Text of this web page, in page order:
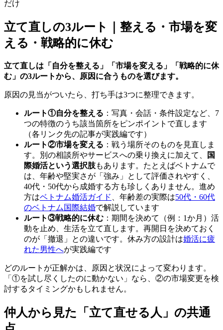
だけ
立て直しの3ルート｜整える・市場を変
える・戦略的に休む
立て直しは「自分を整える」「市場を変える」「戦略的に休
む」の3ルートから、原因に合うものを選びます。
原因の見当がついたら、打ち手は3つに整理できます。
ルート①自分を整える ：写真・会話・条件設定など、7
つの特徴のうち該当箇所をピンポイントで直します
（各リンク先の記事が実践編です）
ルート②市場を変える ：戦う場所そのものを見直しま
す。別の相談所やサービスへの乗り換えに加えて、
国
際婚活という選択肢もあります。たとえばベトナムで
は、年齢や堅実さが「強み」として評価されやすく、
40代・50代から成婚する方も珍しくありません。進め
方はベトナム婚活ガイド 、年齢差の実際は50代・60代
のベトナム国際結婚で解説しています
ルート③戦略的に休む ：期間を決めて（例：1か月）活
動を止め、生活を立て直します。再開日を決めておく
のが「撤退」との違いです。休み方の設計は婚活に疲
れた男性へが実践編です
どのルートが正解かは、原因と状況によって変わります。
「①を試し尽くしたのに動かない」なら、②の市場変更を検
討するタイミングかもしれません。
仲人から見た「立て直せる人」の共通